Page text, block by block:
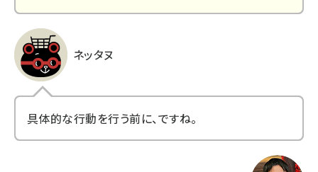
ネッタヌ
具体的な行動を行う前に、ですね。